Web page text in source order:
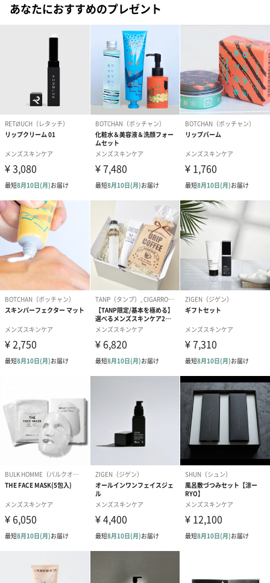
はぬるま湯で十分に洗い流してください。
※ひげを剃る場合は適量を塗布してください。
商品詳細情報
内容量
パッケージ外
装
直方体紙箱
パッケージ外
幅50mm×奥行き50mm奥行き200mm
製造国
保存方法
直射日光を避け、常温で保存
使用上の注
意・使用法
1.傷、湿疹等、肌に異常のある時には使わないでくだ
2.使用中、赤み、かゆみ、刺激等の異常が現れた時は
使用を中止し、皮膚科専門医等へ相談してください。
そのまま使用を続けると症状が悪化することがありま
す。
3.目に入らないように注意してください。目に入った
場合は水で十分洗い流し、刺激が残る場合は医師にご
相談ください。
水、PEG-8、グリセリン、ソルビトール、ラウリン
酸、BG、PEG-150、ミリスチン酸、水酸化Ｋ、加水分
解ヒアルロン酸、シナノキエキス、ドクダミエキス、
ン酸、水酸化Na、リン酸2Na、セバシン酸ジイソプロ
ピル、炭酸ジカプリリル、ココアンホ酢酸Na、ペンテ
お届けからの
使用期限
約2年
商品オプション情報
お届けボックスオプション
配送用のダンボールを装飾いたします。お相手のご住所に直接お
送りする際に人気のオプションです。お相手に直接手渡しする場
合は、紙袋との併用もおすすめです。
あなたにおすすめのプレゼント